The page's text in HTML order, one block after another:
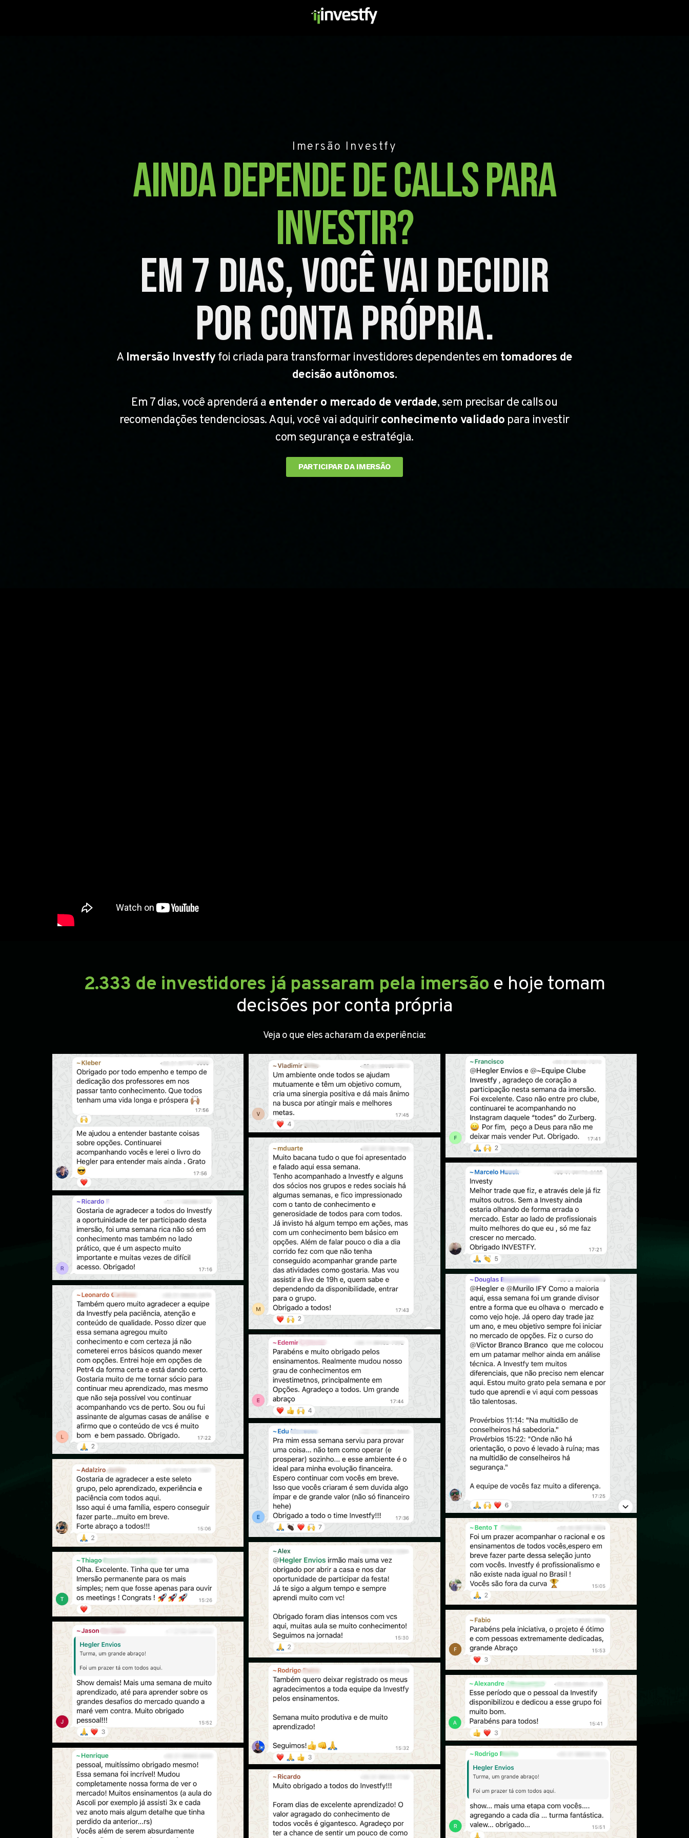
Imersão Investfy
Ainda depende de calls para
investir?
Em 7 dias, você vai decidir
por conta própria.
A Imersão Investfyfoi criada para transformar investidores dependentes em tomadores de
decisão autônomos.
Em 7 dias, você aprenderá a entender o mercado de verdade, sem precisar de calls ou
recomendações tendenciosas. Aqui, você vai adquirirconhecimento validado para investir
com segurança e estratégia.
PARTICIPAR DA IMERSÃO
2.333 de investidores já passaram pela imersão e hoje tomam
decisões por conta própria
Veja o que eles acharam da experiência: